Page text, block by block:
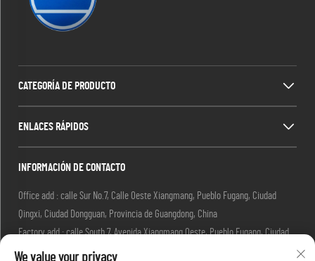
CATEGORÍA DE PRODUCTO
ENLACES RÁPIDOS
INFORMACIÓN DE CONTACTO
Office add : calle Sur No.7, Calle Oeste Xiangmang, Pueblo Fugang, Ciudad
Qingxi, Ciudad Dongguan, Provincia de Guangdong, China
Factory add : calle South 7, Avenida Xiangmang Oeste, Pueblo Fugang, Ciudad
Qingxi, Ciudad Dongguan, Provincia de Guangdong, China.
We value your privacy